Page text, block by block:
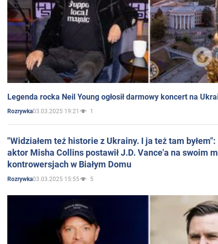
Legenda rocka Neil Young ogłosił darmowy koncert na
Rozrywka03.03.2025 19:21 1
"Widziałem też historie z Ukrainy. I ja też tam
aktor Misha Collins postawił J.D. Vance'a na swoim
kontrowersjach w Białym Domu
Rozrywka03.03.2025 15:55 5